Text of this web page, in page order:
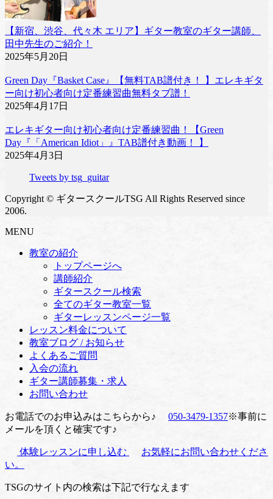
【新宿、渋谷、代々木 エリア】ギター教室のギター講師、
田中先生のご紹介！
2025年5月20日
Green Day『Basket Case』【無料TAB譜付き！ 】エレキギタ
ー向け初心者向け定番練習曲無料タブ譜！
2025年4月17日
エレキギター向け初心者向け定番練習曲！【Green
Day『「American Idiot」』TAB譜付き動画！ 】
2025年4月3日
Tweets by tsg_guitar
Copyright © ギタースクールTSG All Rights Reserved since
2006.
MENU
教室の紹介
トップページへ
講師紹介
ギタースクール検索
全てのギター教室一覧
ギターレッスンページ一覧
レッスン料金について
教室ブログ / お知らせ
よくあるご質問
入会の流れ
ギター講師募集・求人
お問い合わせ
お電話でのお申込みはこちらから♪ 050-3479-1357※事前に
メールを頂くと確実です♪
体験レッスンに申し込む
お気軽にお問い合わせくださ
い。
TSGのサイト内の検索は下記で行なえます